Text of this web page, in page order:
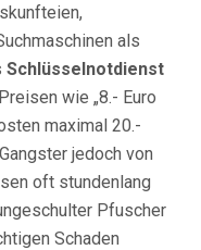
als
Schlüsselnotdienst
wie „8.- Euro
maximal 20.-
jedoch von
oft stundenlang
Pfuscher
Schaden